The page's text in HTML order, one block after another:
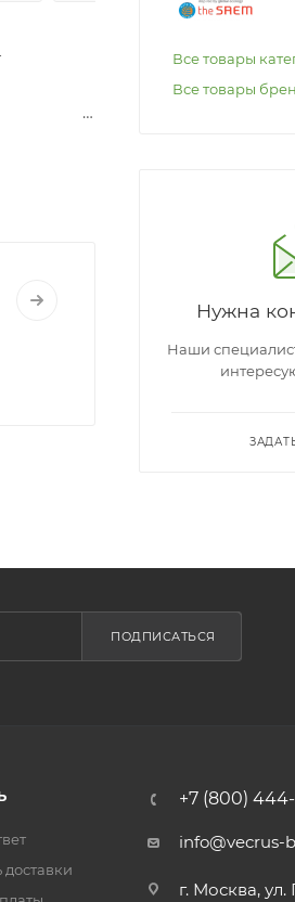
Все товары
Все товары
Нужна
Наши
ПОДПИСАТЬСЯ
доставки
+7 (800)
info@vecrus-
г. Москва,